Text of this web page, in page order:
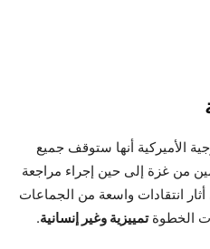
الأميركية أنها ستوقف جميع
من غزة إلى حين إجراء مراجعة
انتقادات واسعة من الجماعات
الخطوةتمييزية وغير إنسانية.